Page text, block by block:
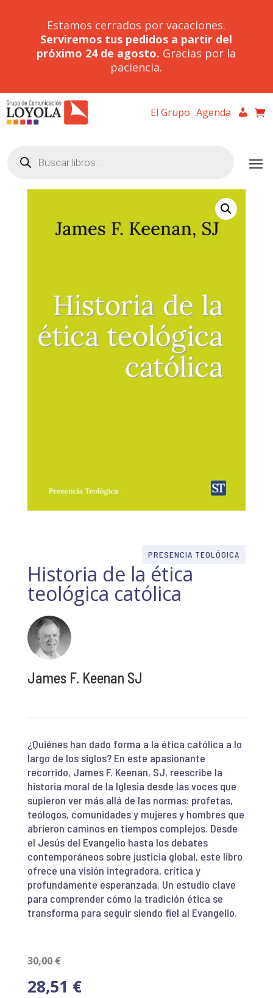
Estamos cerrados por vacaciones.
Serviremos tus pedidos a partir del
próximo 24 de agosto. Gracias por la
paciencia.
El Grupo Agenda
productos
PRESENCIA TEOLÓGICA
Historia de la ética
teológica católica
James F. Keenan SJ
¿Quiénes han dado forma a la ética católica a lo
largo de los siglos? En este apasionante
recorrido, James F. Keenan, SJ, reescribe la
historia moral de la Iglesia desde las voces que
supieron ver más allá de las normas: profetas,
teólogos, comunidades y mujeres y hombres que
abrieron caminos en tiempos complejos. Desde
el Jesús del Evangelio hasta los debates
contemporáneos sobre justicia global, este libro
ofrece una visión integradora, crítica y
profundamente esperanzada. Un estudio clave
para comprender cómo la tradición ética se
transforma para seguir siendo fiel al Evangelio.
30,00€
28,51 €